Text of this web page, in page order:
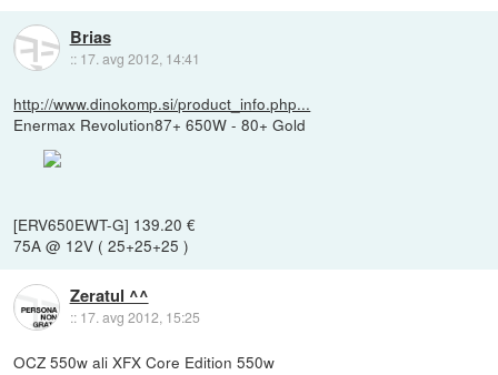
Brias
:: 17. avg 2012, 14:41
http://www.dinokomp.si/product_info.php...
Enermax Revolution87+ 650W - 80+ Gold
[ERV650EWT-G] 139.20 €
75A @ 12V ( 25+25+25 )
Zeratul ^^
:: 17. avg 2012, 15:25
OCZ 550w ali XFX Core Edition 550w